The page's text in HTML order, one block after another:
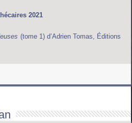
2021
(tome 1) d’Adrien Tomas, Éditions